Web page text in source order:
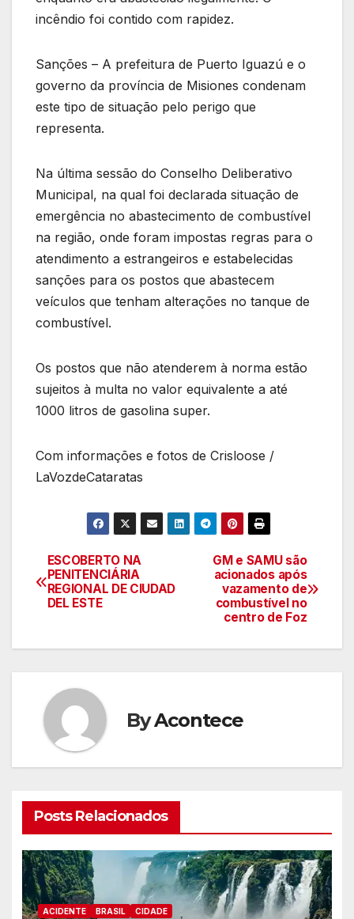
incêndio foi contido com rapidez.
Sanções – A prefeitura de Puerto Iguazú e o
governo da província de Misiones condenam
este tipo de situação pelo perigo que
representa.
Na última sessão do Conselho Deliberativo
Municipal, na qual foi declarada situação de
emergência no abastecimento de combustível
na região, onde foram impostas regras para o
atendimento a estrangeiros e estabelecidas
sanções para os postos que abastecem
veículos que tenham alterações no tanque de
combustível.
Os postos que não atenderem à norma estão
sujeitos à multa no valor equivalente a até
1000 litros de gasolina super.
Com informações e fotos de Crisloose /
LaVozdeCataratas
Navegação
de
GM e SAMU são
acionados após
vazamento de
combustível no
centro de Foz
ESCOBERTO NA
PENITENCIÁRIA
REGIONAL DE CIUDAD
DEL ESTE
ByAcontece
Posts Relacionados
ACIDENTE BRASIL CIDADE